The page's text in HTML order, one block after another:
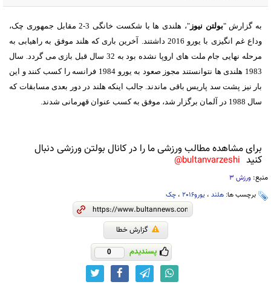
به گزارش "بولتن نیوز
"، هلندی ها با شکست خانگی 3-2 مقابل جمهوری چک،
وداع غم انگیزی با یورو 2016 داشتند. آخرین باری که هلند موفق به راهیابی به
مرحله نهایی جام ملت های اروپا نشده بود به 32 سال قبل بازی می گردد. سال
1983 هلندی ها نتوانستند مجوز صعود به یورو 1984 فرانسه را کسب کنند و این
بار نیز پشت سد پاریس باقی ماندند. جالب اینکه هلند در دور بعدی مسابقات که
سال 1988 در آلمان برگزار شد، موفق به کسب عنوان قهرمانی شدند.
برای مشاهده مطالب ورزشی ما را در کانال بولتن ورزشی دنبال
کنید bultanvarzeshi@
منبع: ورزش 3
برچسب ها: هلند ، یورو2016 ، چک
گزارش خطا
پسندیدم 0